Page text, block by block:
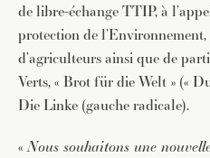
de libre-échange TTIP, à
protection de
d’agriculteurs ainsi que de
Verts, « Brot für die Welt » («
Die Linke (gauche radicale).
«Nous souhaitons une